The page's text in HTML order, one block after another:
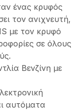
ένας κρυφός
τον ανιχνευτή,
με τον κρυφό
σε όλους
Βενζίνη με
αυτόματα